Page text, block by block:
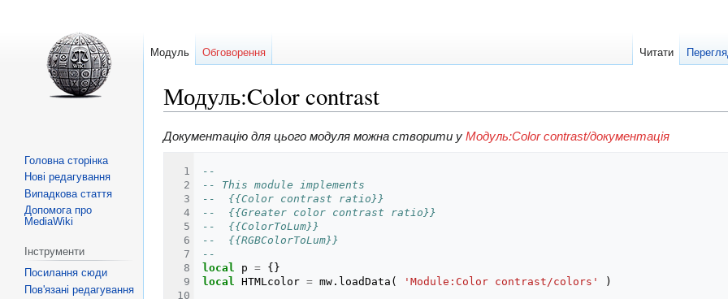
Модуль:Color contrast
Перейти
навігації
Перейти
пошуку
Документацію для цього модуля можна створити у Модуль:Color contrast/документація
--
-- This module implements
--  {{Color contrast ratio}}
--  {{Greater color contrast ratio}}
--  {{ColorToLum}}
--  {{RGBColorToLum}}
--
local
p =
{}
local
HTMLcolor = mw. loadData ( 'Module:Color contrast/colors' )
Модуль Обговорення Читати
Головна сторінка
Нові редагування
Випадкова стаття
Допомога про
MediaWiki
Інструменти
Посилання сюди
Пов'язані редагування